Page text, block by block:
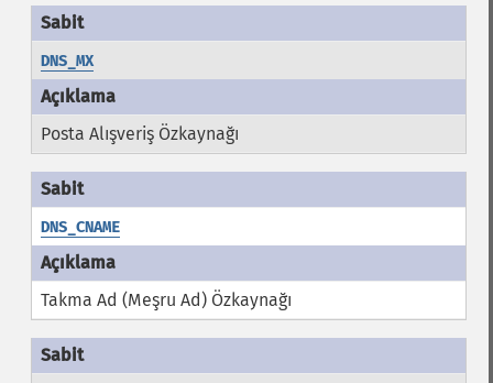
DNS_MX
Posta Alışveriş Özkaynağı
DNS_CNAME
Takma Ad (Meşru Ad) Özkaynağı